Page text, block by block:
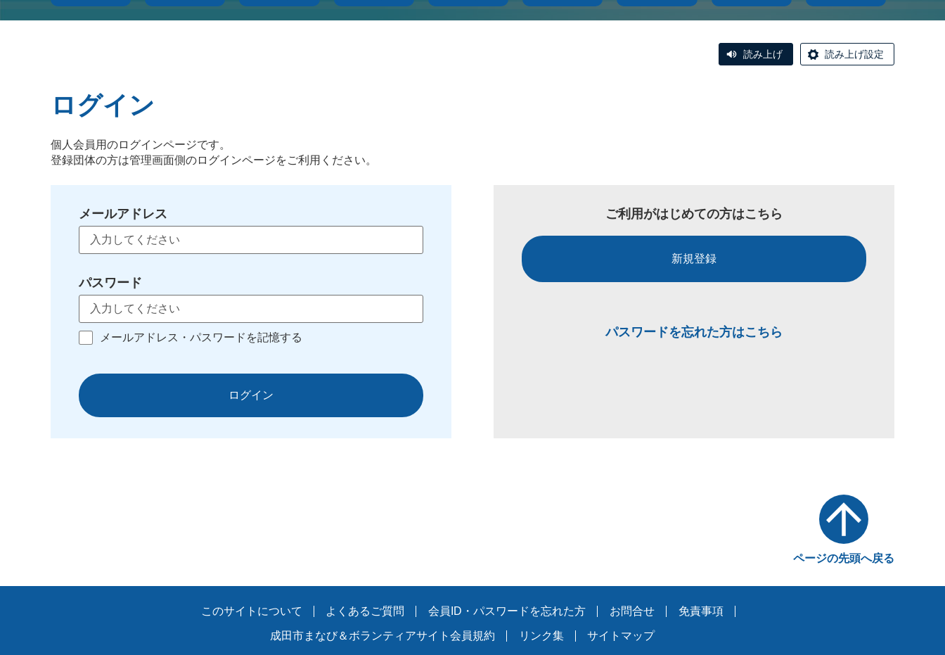
読み上げ 読み上げ設定
ログイン
個人会員用のログインページです。
登録団体の方は管理画面側のログインページをご利用ください。
メールアドレス
パスワード
メールアドレス・パスワードを記憶する
ログイン
ご利用がはじめての方はこちら
新規登録
パスワードを忘れた方はこちら
ページの先頭へ戻る
このサイトについて よくあるご質問 会員ID・パスワードを忘れた方 お問合せ 免責事項
成田市まなび＆ボランティアサイト会員規約 リンク集 サイトマップ